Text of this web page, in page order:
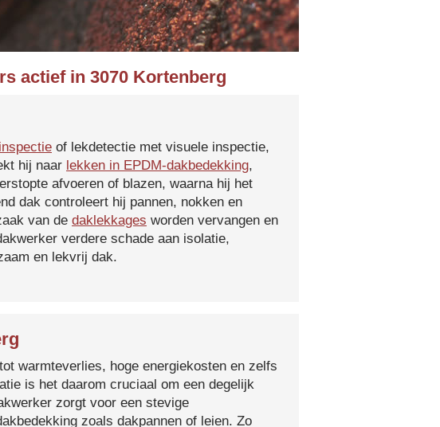
actief in 3070 Kortenberg
of lekdetectie met visuele inspectie,
hij naar lekken in EPDM-dakbedekking,
afvoeren of blazen, waarna hij het
dak controleert hij pannen, nokken en
van de daklekkages worden vervangen en
verdere schade aan isolatie,
en lekvrij dak.
warmteverlies, hoge energiekosten en zelfs
is het daarom cruciaal om een degelijk
zorgt voor een stevige
zoals dakpannen of leien. Zo